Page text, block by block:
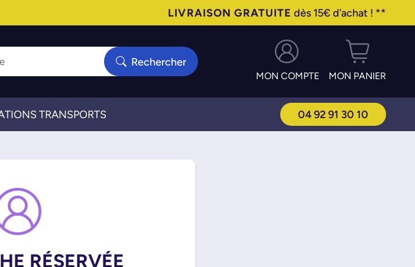
LIVRAISON GRATUITE dès 15€ d’achat ! **
Rechercher
MON COMPTE MON PANIER
TRANSPORTS 04 92 91 30 10
RÉSERVÉE